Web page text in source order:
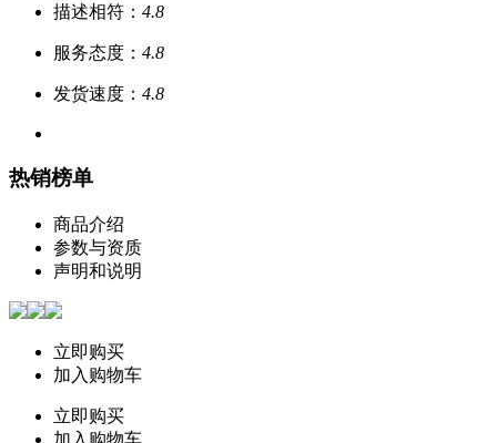
描述相符： 4.8
服务态度： 4.8
发货速度： 4.8
热销榜单
商品介绍
参数与资质
声明和说明
立即购买
加入购物车
立即购买
加入购物车